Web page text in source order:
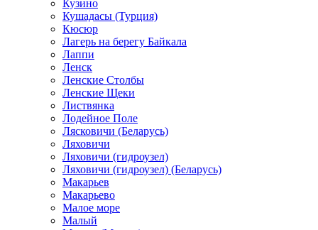
Кузино
Кушадасы (Турция)
Кюсюр
Лагерь на берегу Байкала
Лаппи
Ленск
Ленские Столбы
Ленские Щеки
Листвянка
Лодейное Поле
Лясковичи (Беларусь)
Ляховичи
Ляховичи (гидроузел)
Ляховичи (гидроузел) (Беларусь)
Макарьев
Макарьево
Малое море
Малый